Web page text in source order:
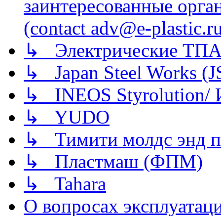
заинтересованные
(contact adv@e-
↳ Электрические
↳ Japan Steel Works
↳ INEOS
↳ YUDO
↳ Тимити молдс энд
↳ Пластмаш (ФПМ)
↳ Tahara
О вопросах